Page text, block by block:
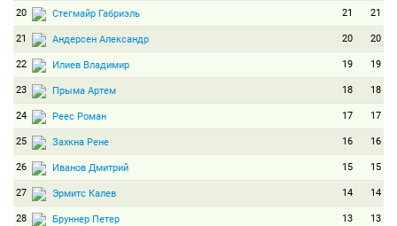
20 Стегмайр Габриэль 21 21
21 Андерсен Александр 20 20
22 Илиев Владимир 19 19
23 Прыма Артем 18 18
24 Реес Роман 17 17
25 Захкна Рене 16 16
26 Иванов Дмитрий 15 15
27 Эрмитс Калев 14 14
28 Бруннер Петер 13 13